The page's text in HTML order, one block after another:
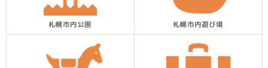
札幌市内公園 札幌市内遊び場